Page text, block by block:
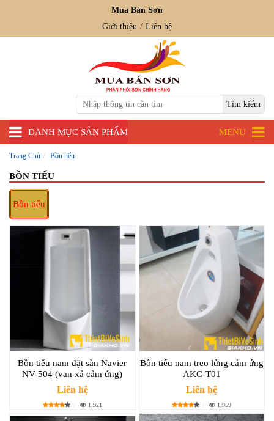
Mua Bán Sơn
Giới thiệu
Liên hệ
DANH MỤC SẢN PHẨM MENU
Trang Chủ Bồn tiểu
BỒN TIỂU
Bồn tiểu
Bồn tiểu nam đặt sàn Navier
NV-504 (van xả cảm ứng)
Liên hệ
1,921
Bồn tiểu nam treo lửng cảm ứng
AKC-T01
Liên hệ
1,959